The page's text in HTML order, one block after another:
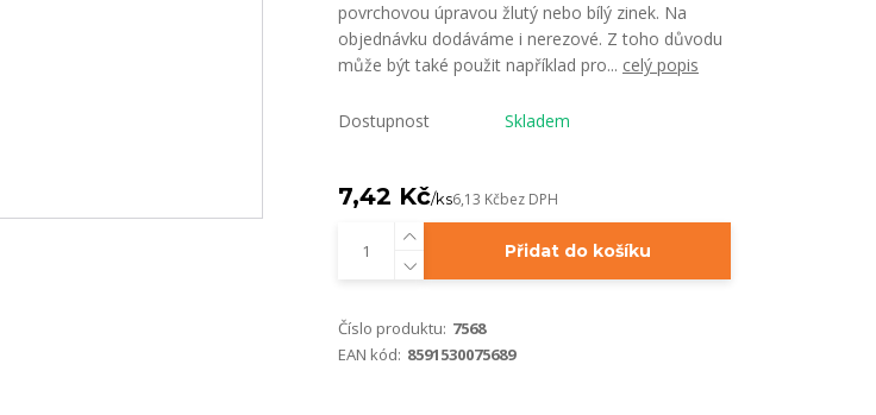
povrchovou úpravou žlutý nebo bílý zinek. Na
objednávku dodáváme i nerezové. Z toho důvodu
může být také použit například pro... celý popis
Dostupnost Skladem
7,42 Kč/ks6,13 Kčbez DPH
Přidat do košíku
Číslo produktu: 7568
EAN kód: 8591530075689